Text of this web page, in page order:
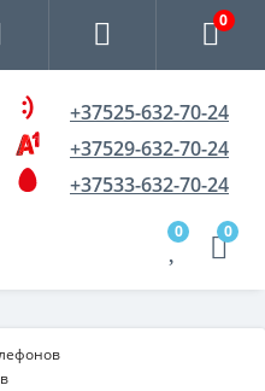
0
+37525-632-70-24
+37529-632-70-24
+37533-632-70-24
0 0